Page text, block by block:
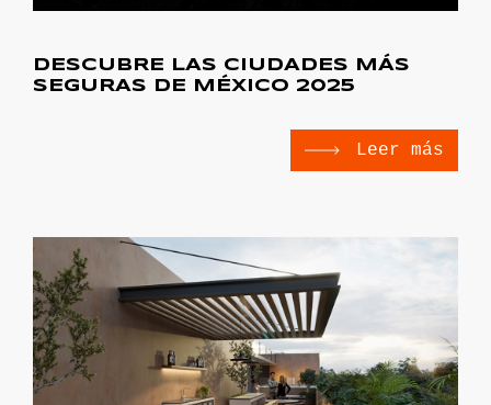
DESCUBRE LAS CIUDADES MÁS
SEGURAS DE MÉXICO 2025
Leer más